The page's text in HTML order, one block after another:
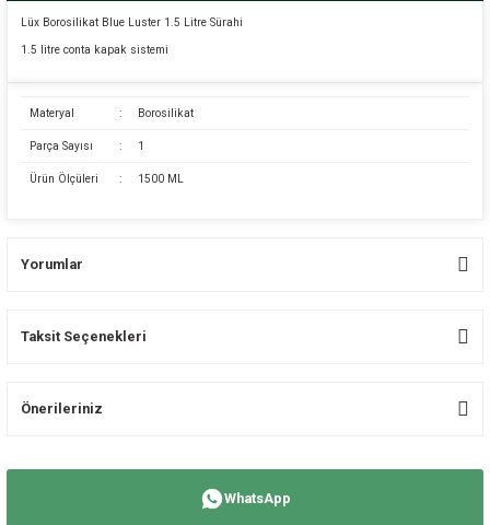
Lüx Borosilikat Blue Luster 1.5 Litre Sürahi
1.5 litre conta kapak sistemi
Materyal : Borosilikat
Parça Sayısı : 1
Ürün Ölçüleri : 1500 ML
Yorumlar
Taksit Seçenekleri
Önerileriniz
WhatsApp